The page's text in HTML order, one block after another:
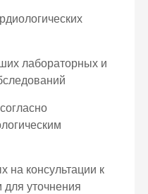
лабораторных и
на консультации к
для уточнения